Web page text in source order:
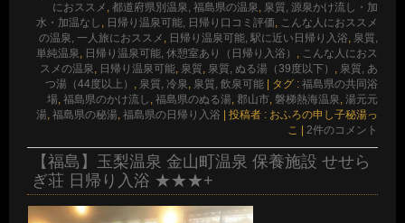
におススメ , 都道府県別温泉, 福島県の温泉, 泉質, 源泉かけ流し・加
水・加温なし , 日帰り温泉可能, 日帰り口コミ評価, こんな人におススメ
の温泉, 一人旅におススメ , 日帰り温泉可能, 駅に近い日帰り入浴, 泉質,
単純温泉, 日帰り温泉可能, 休憩室あり（日帰り入浴） , こんな人におス
スメの温泉, 日帰り温泉可能, 泉質, 泉質, ぬる湯（39度以下） , 泉質, あ
つ湯（44度以上） , 泉質, 冷泉, 泉質, 飲泉可能 タグ : 福島県の共同浴
場, 福島県のかけ流し , 福島県のぬる湯, 郡山市, 磐梯熱海温泉, 湯元元
湯, 福島県の秘湯, 福島県の日帰り入浴
投稿者 : おふろの申し子秘湯っ
こ
2件のコメント
【福島】玉梨温泉 金山町温泉 保養施設 せせら
ぎ荘 日帰り入浴 ★★★+